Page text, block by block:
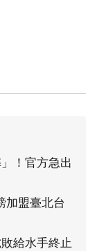
！官方急出
加盟臺北台
給水手終止